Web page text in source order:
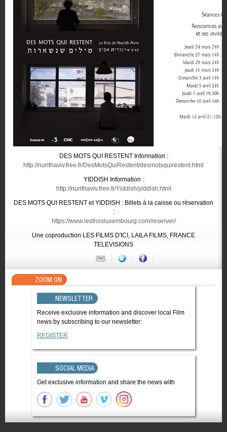
DES MOTS QUI RESTENT Information :
http://nurithaviv.free.fr/DesMotsQuiRestent/desmotsquirestent.html
YIDDISH Information :
http://nurithaviv.free.fr/Yiddish/yiddish.html
DES MOTS QUI RESTENT et YIDDISH : Billets à la caisse ou réservation
:
https://www.lestroisluxembourg.com/reserver/
Une coproduction LES FILMS D'ICI, LAILA FILMS, FRANCE
TELEVISIONS
ZOOM ON
NEWSLETTER
Receive exclusive information and discover local Film
news by subscribing to our newsletter:
REGISTER
SOCIAL MEDIA
Get exclusive information and share the news with